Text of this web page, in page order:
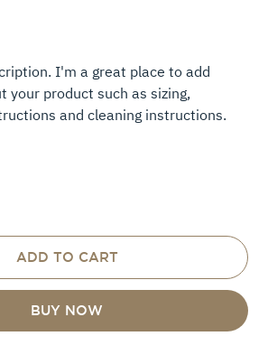
I'm a great place to add
your product such as sizing,
and cleaning instructions.
ADD TO CART
BUY NOW